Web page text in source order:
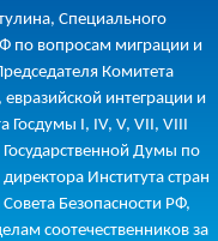
Специального
по вопросам миграции и
Комитета
интеграции и
Госдумы I, IV, V, VII, VIII
Думы по
Института стран
Безопасности РФ,
соотечественников за